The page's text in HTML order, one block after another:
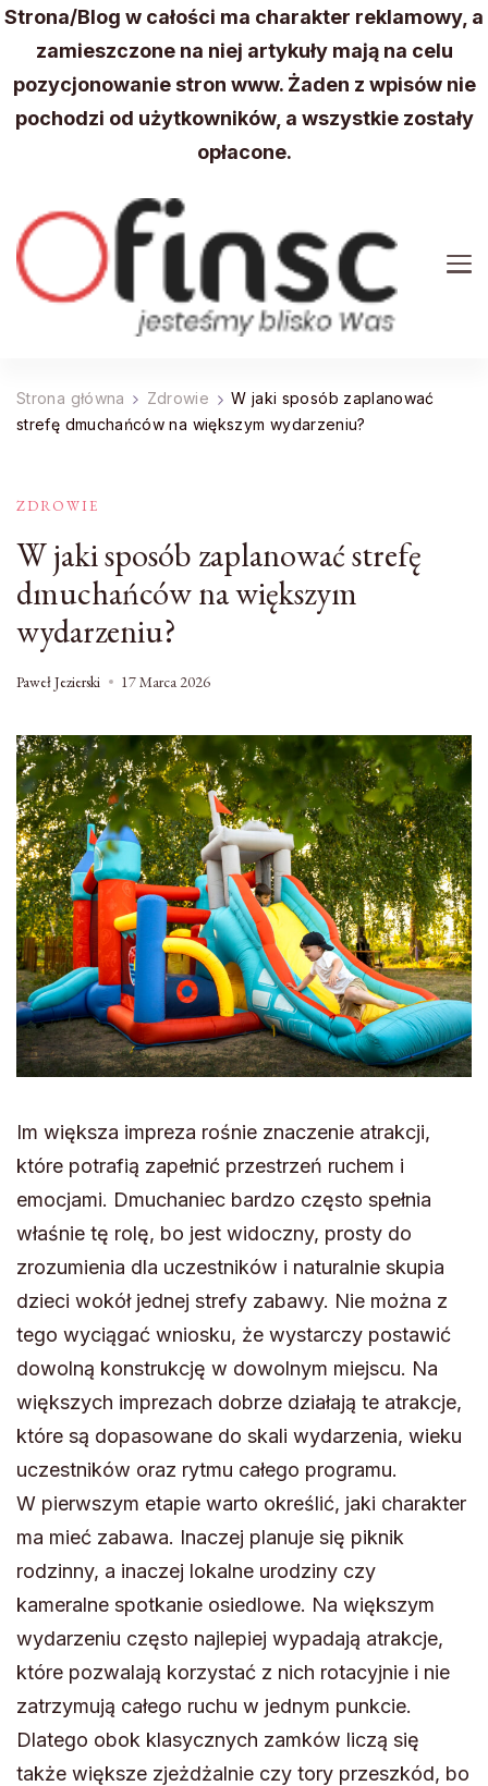
Strona/Blog w całości ma charakter reklamowy, a
zamieszczone na niej artykuły mają na celu
pozycjonowanie stron www. Żaden z wpisów nie
pochodzi od użytkowników, a wszystkie zostały
opłacone.
Strona główna Zdrowie
W jaki sposób zaplanować
strefę dmuchańców na większym wydarzeniu?
ZDROWIE
W jaki sposób zaplanować strefę
dmuchańców na większym
wydarzeniu?
Paweł Jezierski 17 Marca 2026
Im większa impreza rośnie znaczenie atrakcji,
które potrafią zapełnić przestrzeń ruchem i
emocjami. Dmuchaniec bardzo często spełnia
właśnie tę rolę, bo jest widoczny, prosty do
zrozumienia dla uczestników i naturalnie skupia
dzieci wokół jednej strefy zabawy. Nie można z
tego wyciągać wniosku, że wystarczy postawić
dowolną konstrukcję w dowolnym miejscu. Na
większych imprezach dobrze działają te atrakcje,
które są dopasowane do skali wydarzenia, wieku
uczestników oraz rytmu całego programu.
W pierwszym etapie warto określić, jaki charakter
ma mieć zabawa. Inaczej planuje się piknik
rodzinny, a inaczej lokalne urodziny czy
kameralne spotkanie osiedlowe. Na większym
wydarzeniu często najlepiej wypadają atrakcje,
które pozwalają korzystać z nich rotacyjnie i nie
zatrzymują całego ruchu w jednym punkcie.
Dlatego obok klasycznych zamków liczą się
także większe zjeżdżalnie czy tory przeszkód, bo